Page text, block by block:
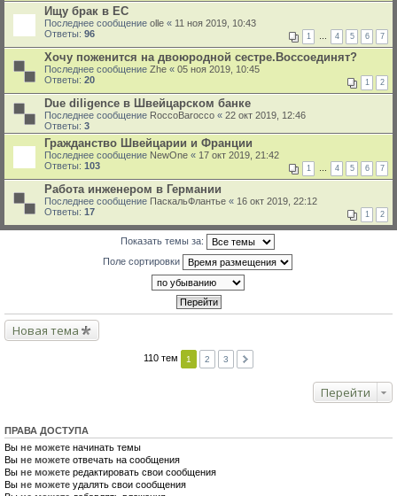
Ищу брак в ЕС
Последнее сообщение olle « 11 ноя 2019, 10:43
Ответы: 96 1 … 4 5 6 7
Хочу поженится на двоюродной сестре.Воссоединят?
Последнее сообщение Zhe « 05 ноя 2019, 10:45
Ответы: 20 1 2
Due diligence в Швейцарском банке
Последнее сообщение RoccoBarocco « 22 окт 2019, 12:46
Ответы: 3
Гражданство Швейцарии и Франции
Последнее сообщение NewOne « 17 окт 2019, 21:42
Ответы: 103 1 … 4 5 6 7
Работа инженером в Германии
Последнее сообщение ПаскальФлантье « 16 окт 2019, 22:12
Ответы: 17 1 2
Показать темы за:
Поле сортировки
Новая тема
110 тем 1 2 3
Перейти
ПРАВА ДОСТУПА
Вы не можете начинать темы
Вы не можете отвечать на сообщения
Вы не можете редактировать свои сообщения
Вы не можете удалять свои сообщения